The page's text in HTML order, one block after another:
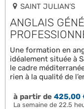
SAINT JULIAN’S
ANGLAIS
Une formation en
idéalement située à
le cadre
rien à la qualité de
à partir de425,00
La semaine de 22.5